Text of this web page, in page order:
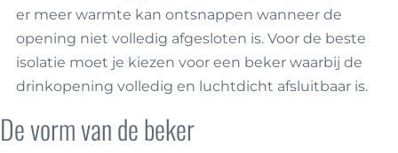
er meer warmte kan ontsnappen wanneer de
opening niet volledig afgesloten is. Voor de beste
isolatie moet je kiezen voor een beker waarbij de
drinkopening volledig en luchtdicht afsluitbaar is.
De vorm van de beker